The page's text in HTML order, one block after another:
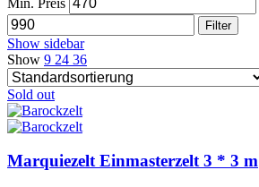
Filter
Show sidebar
Show 9 24 36
Sold out
Marquiezelt Einmasterzelt 3 * 3 m